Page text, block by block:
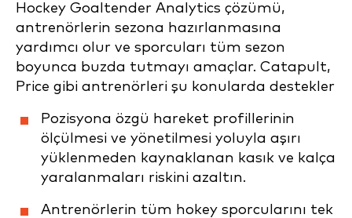
Hockey Goaltender Analytics çözümü,
antrenörlerin sezona hazırlanmasına
yardımcı olur ve sporcuları tüm sezon
boyunca buzda tutmayı amaçlar. Catapult,
Price gibi antrenörleri şu konularda destekler
Pozisyona özgü hareket profillerinin
ölçülmesi ve yönetilmesi yoluyla aşırı
yüklenmeden kaynaklanan kasık ve kalça
yaralanmaları riskini azaltın.
Antrenörlerin tüm hokey sporcularını tek